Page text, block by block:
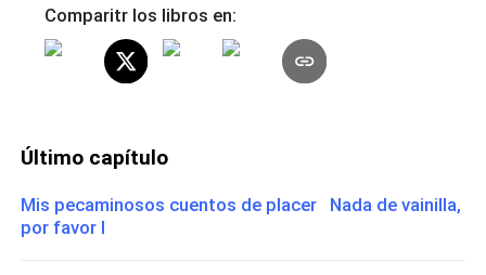
Comparitr los libros en:
Último capítulo
Mis pecaminosos cuentos de placer Nada de vainilla,
por favor I